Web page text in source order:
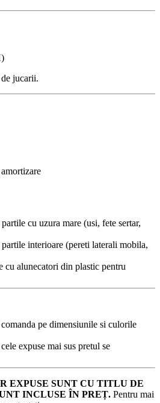
jucarii.
cu uzura mare (usi, fete sertar,
interioare (pereti laterali mobila,
cu alunecatori din plastic pentru
pe dimensiunile si culorile
expuse mai sus pretul se
EXPUSE SUNT CU TITLU DE
INCLUSE ÎN PREȚ. Pentru mai